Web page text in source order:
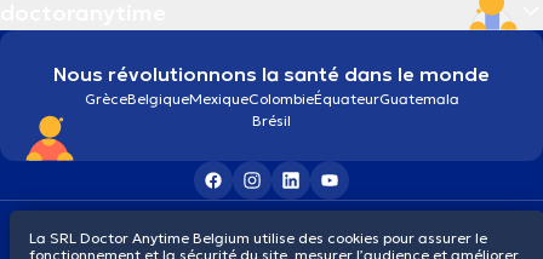
Nous révolutionnons la santé dans le monde
GrèceBelgiqueMexiqueColombieÉquateurGuatemala
Brésil
© 2026 doctoranytime
La SRL Doctor Anytime Belgium utilise des cookies pour assurer le
fonctionnement et la sécurité du site, mesurer l’audience et améliorer